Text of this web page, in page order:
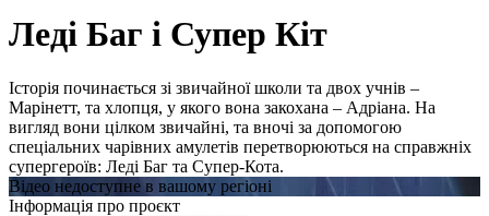
Леді Баг і Супер Кіт
Історія починається зі звичайної школи та двох учнів –
Марінетт, та хлопця, у якого вона закохана – Адріана. На
вигляд вони цілком звичайні, та вночі за допомогою
спеціальних чарівних амулетів перетворюються на справжніх
супергероїв: Леді Баг та Супер-Кота.
Відео недоступне в вашому регіоні
Інформація про проєкт